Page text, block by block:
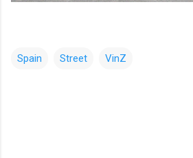
Spain Street VinZ